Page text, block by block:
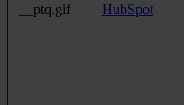
__ptq.gif HubSpot